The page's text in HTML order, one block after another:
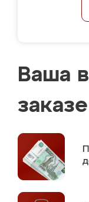
Ваша